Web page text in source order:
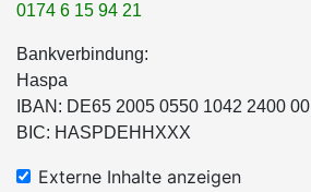
0174 6 15 94 21
Bankverbindung:
Haspa
IBAN: DE65 2005 0550 1042 2400 00
BIC: HASPDEHHXXX
Externe Inhalte anzeigen